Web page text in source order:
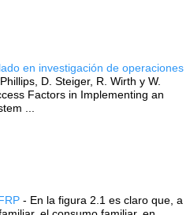
en investigación de operaciones
D. Steiger, R. Wirth y W.
Factors in Implementing an
...
- En la figura 2.1 es claro que, a